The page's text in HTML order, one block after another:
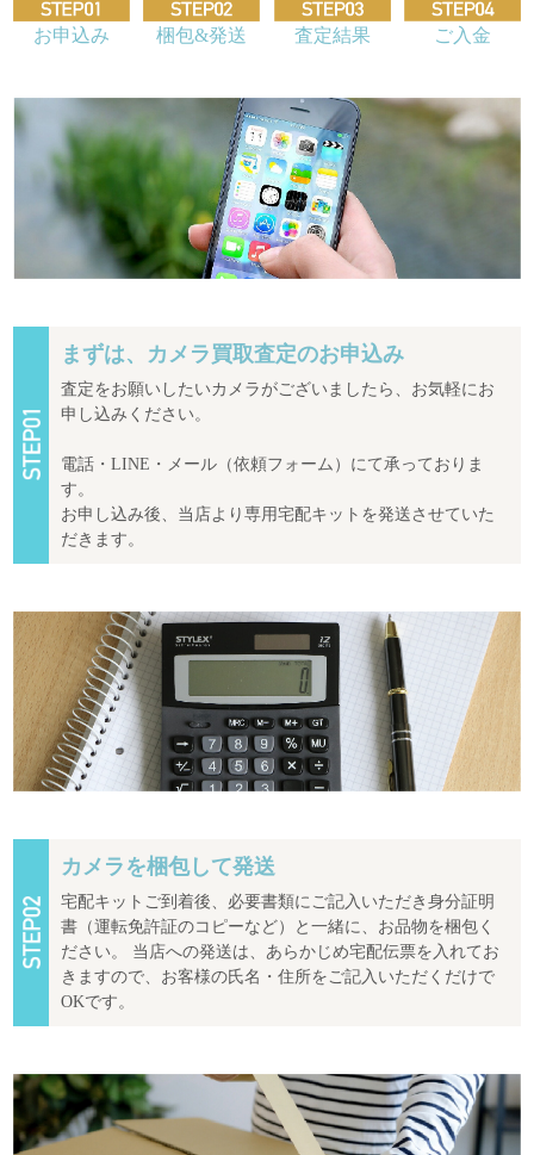
お申込み 梱包&発送 査定結果 ご入金
まずは、カメラ買取査定のお申込み
査定をお願いしたいカメラがございましたら、お気軽にお
申し込みください。
電話・LINE・メール（依頼フォーム）にて承っておりま
す。
お申し込み後、当店より専用宅配キットを発送させていた
だきます。
カメラを梱包して発送
宅配キットご到着後、必要書類にご記入いただき身分証明
書（運転免許証のコピーなど）と一緒に、お品物を梱包く
ださい。 当店への発送は、あらかじめ宅配伝票を入れてお
きますので、お客様の氏名・住所をご記入いただくだけで
OKです。